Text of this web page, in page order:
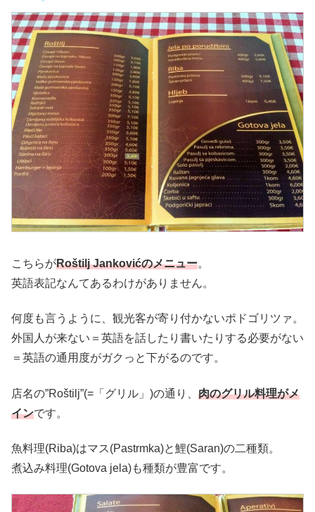
こちらがRoštilj Jankovićのメニュー。
英語表記なんてあるわけがありません。
何度も言うように、観光客が寄り付かないポドゴリツァ。
外国人が来ない＝英語を話したり書いたりする必要がない
＝英語の通用度がガクっと下がるのです。
店名の”Roštilj”(=「グリル」)の通り、 肉のグリル料理がメ
インです。
魚料理(Riba)はマス(Pastrmka)と鯉(Saran)の二種類。
煮込み料理(Gotova jela)も種類が豊富です。